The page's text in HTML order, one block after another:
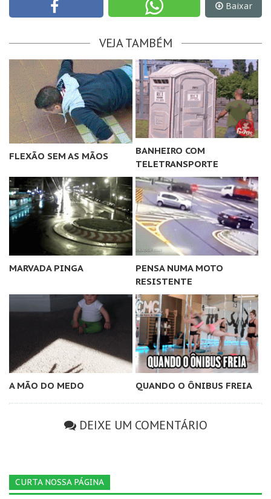
Baixar
VEJA TAMBÉM
FLEXÃO SEM AS MÃOS
BANHEIRO COM
TELETRANSPORTE
MARVADA PINGA
PENSA NUMA MOTO
RESISTENTE
A MÃO DO MEDO QUANDO O ÔNIBUS FREIA
DEIXE UM COMENTÁRIO
CURTA NOSSA PÁGINA